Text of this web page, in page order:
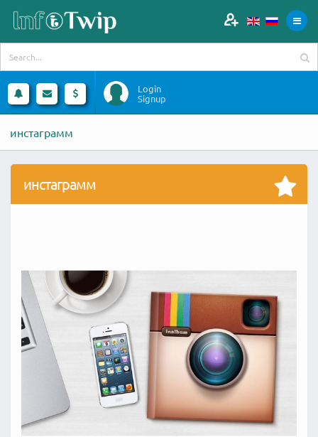
Login
Signup
инстаграмм
инстаграмм